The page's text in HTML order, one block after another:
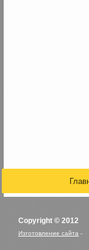
Copyright © 2012
Изготовление сайта-